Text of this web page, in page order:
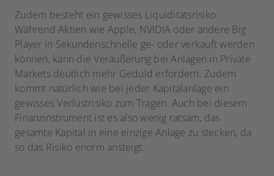
Zudem besteht ein gewisses Liquiditätsrisiko.
Während Aktien wie Apple, NVIDIA oder andere Big
Player in Sekundenschnelle ge- oder verkauft werden
können, kann die Veräußerung bei Anlagen in Private
Markets deutlich mehr Geduld erfordern. Zudem
kommt natürlich wie bei jeder Kapitalanlage ein
gewisses Verlustrisiko zum Tragen. Auch bei diesem
Finanzinstrument ist es also wenig ratsam, das
gesamte Kapital in eine einzige Anlage zu stecken, da
so das Risiko enorm ansteigt.